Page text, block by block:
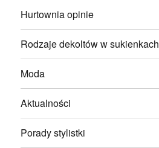
Hurtownia opinie
Rodzaje dekoltów w sukienkach
Moda
Aktualności
Porady stylistki